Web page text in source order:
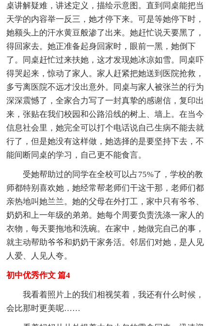
桌讲解疑难，讲述定义，描绘示意图。直到同桌能把当
天学的内容举一反三，她才停下来。可是等她停下时，
她额头上的汗水黄豆般渗了出来。她赶忙说天要黑了，
得回家去。她正准备起身回家时，眼前一黑，她倒下
了。同桌赶忙过来扶她，这才发现她冰凉如雪。同桌吓
得哭起来，惊动了家人。家人赶紧把她送到医院抢救，
多亏离医院不远才没出意外。同桌与家人被张兰的行为
深深震憾了，全家合力写了一封真挚的感谢信，复印出
来，张贴在我们校园和公路沿线的树上、墙上。在当今
信息社会里，她完全可以打个电话说自己生病不能去就
行了，但是她没有这样做，她选择的是要坚持下去，不
能间断同桌的学习，自己更不能食言。
受她帮助过的同学在全校可以占75%了，学校的教
师都特别喜欢她，她经常帮老师们干这干那，老师们都
亲热地叫她兰兰。她的父母在外打工，家中只有爷爷、
奶奶和上一年级的弟弟。她每个周要负责洗涤一家人的
衣物，每天要拖地和洗碗。在家中，她做完自己的事，
就主动帮助爷爷和奶奶干家务活。邻居们对她，是人见
人爱、人见人夸。
初中优秀作文 篇4
我看着照片上的我们相视笑着，我还有什么时候，
会比那时更美呢……